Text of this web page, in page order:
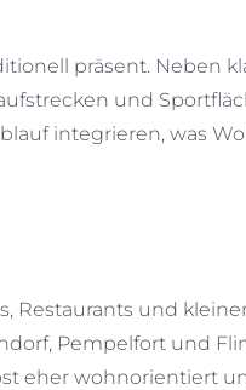
präsent. Neben
und
integrieren, was
Restaurants und
Pempelfort und
eher wohnorientiert